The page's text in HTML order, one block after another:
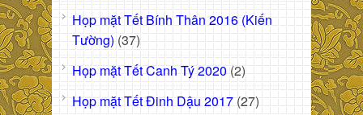
Họp mặt Tết Bính Thân 2016 (Kiến
Tường) (37)
Họp mặt Tết Canh Tý 2020 (2)
Họp mặt Tết Đinh Dậu 2017 (27)